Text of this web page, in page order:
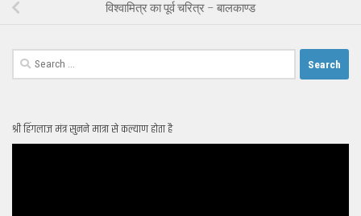
विश्वामित्र का पूर्व चरित्र – बालकाण्ड
Search
for:
श्री हिंगलाज मंत्र सुनने मात्रा से कल्याण होता है